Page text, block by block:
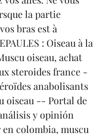
la partie
bras est à
: Oiseau à la
oiseau, achat
steroides france -
anabolisants
oiseau -- Portal de
y opinión
colombia, muscu